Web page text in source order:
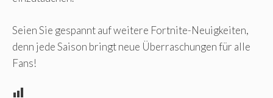
Seien Sie gespannt auf weitere Fortnite-Neuigkeiten,
denn jede Saison bringt neue Überraschungen für alle
Fans!